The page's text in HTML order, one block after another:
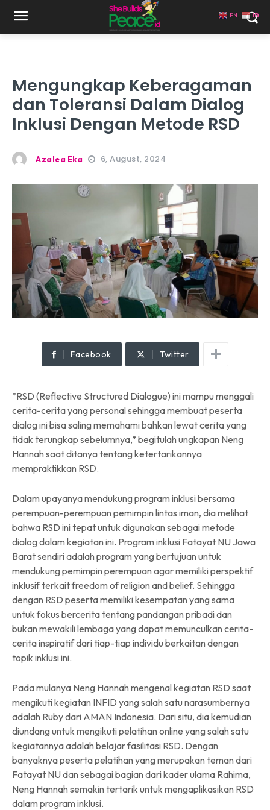
Mengungkap Keberagaman
dan Toleransi Dalam Dialog
Inklusi Dengan Metode RSD
Azalea Eka 6, August, 2024
Facebook Twitter
”RSD (Reflective Structured Dialogue) ini mampu menggali
cerita-cerita yang personal sehingga membuat peserta
dialog ini bisa saling memahami bahkan lewat cerita yang
tidak terungkap sebelumnya,” begitulah ungkapan Neng
Hannah saat ditanya tentang ketertarikannya
mempraktikkan RSD.
Dalam upayanya mendukung program inklusi bersama
perempuan-perempuan pemimpin lintas iman, dia melihat
bahwa RSD ini tepat untuk digunakan sebagai metode
dialog dalam kegiatan ini. Program inklusi Fatayat NU Jawa
Barat sendiri adalah program yang bertujuan untuk
mendukung pemimpin perempuan agar memiliki perspektif
inklusif terkait freedom of religion and belief. Sehingga
dengan RSD peserta memiliki kesempatan yang sama
untuk fokus bercerita tentang pandangan pribadi dan
bukan mewakili lembaga yang dapat memunculkan cerita-
cerita inspiratif dari tiap-tiap individu berkaitan dengan
topik inklusi ini.
Pada mulanya Neng Hannah mengenal kegiatan RSD saat
mengikuti kegiatan INFID yang salah satu narasumbernya
adalah Ruby dari AMAN Indonesia. Dari situ, dia kemudian
diundang untuk mengikuti pelatihan online yang salah satu
kegiatannya adalah belajar fasilitasi RSD. Dengan
banyaknya peserta pelatihan yang merupakan teman dari
Fatayat NU dan sebagai bagian dari kader ulama Rahima,
Neng Hannah semakin tertarik untuk mengaplikasikan RSD
dalam program inklusi.
EN ID